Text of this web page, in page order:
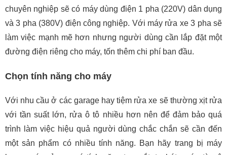
chuyên nghiệp sẽ có máy dùng điện 1 pha (220V) dân dụng
và 3 pha (380V) điện công nghiệp. Với máy rửa xe 3 pha sẽ
làm việc mạnh mẽ hơn nhưng người dùng cần lắp đặt một
đường điện riêng cho máy, tốn thêm chi phí ban đầu.
Chọn tính năng cho máy
Với nhu cầu ở các garage hay tiệm rửa xe sẽ thường xịt rửa
với tần suất lớn, rửa ô tô nhiều hơn nên để đảm bảo quá
trình làm việc hiệu quả người dùng chắc chắn sẽ cần đến
một sản phẩm có nhiều tính năng. Bạn hãy trang bị máy